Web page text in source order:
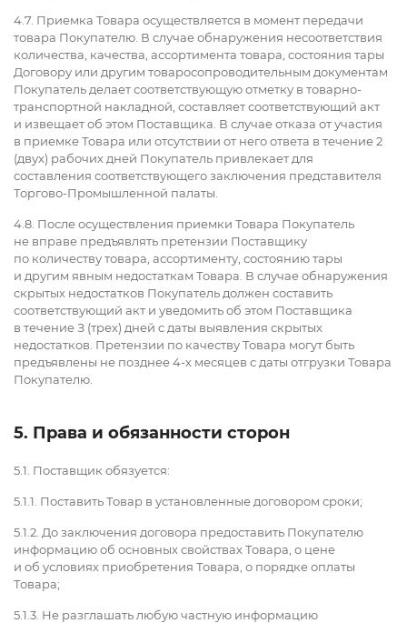
4.7. Приемка Товара осуществляется в момент передачи
товара Покупателю. В случае обнаружения несоответствия
количества, качества, ассортимента товара, состояния тары
Договору или другим товаросопроводительным документам
Покупатель делает соответствующую отметку в товарно-
транспортной накладной, составляет соответствующий акт
и извещает об этом Поставщика. В случае отказа от участия
в приемке Товара или отсутствии от него ответа в течение 2
(двух) рабочих дней Покупатель привлекает для
составления соответствующего заключения представителя
Торгово-Промышленной палаты.
4.8. После осуществления приемки Товара Покупатель
не вправе предъявлять претензии Поставщику
по количеству товара, ассортименту, состоянию тары
и другим явным недостаткам Товара. В случае обнаружения
скрытых недостатков Покупатель должен составить
соответствующий акт и уведомить об этом Поставщика
в течение З (трех) дней с даты выявления скрытых
недостатков. Претензии по качеству Товара могут быть
предъявлены не позднее 4-х месяцев с даты отгрузки Товара
Покупателю.
5. Права и обязанности сторон
5.1. Поставщик обязуется:
5.1.1. Поставить Товар в установленные договором сроки;
5.1.2. До заключения договора предоставить Покупателю
информацию об основных свойствах Товара, о цене
и об условиях приобретения Товара, о порядке оплаты
Товара;
5.1.3. Не разглашать любую частную информацию